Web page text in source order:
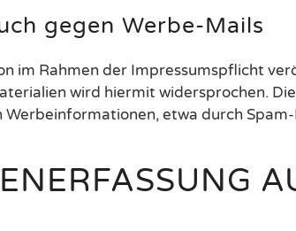
gegen Werbe-Mails
im Rahmen der Impressumspflicht
wird hiermit widersprochen.
Werbeinformationen, etwa durch